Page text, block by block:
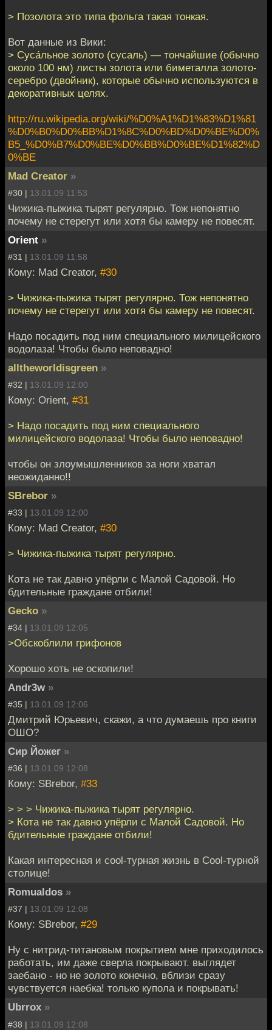
> Позолота это типа фольга такая тонкая.
Вот данные из Вики:
> Суса́льное золото (сусаль) — тончайшие (обычно
около 100 нм) листы золота или биметалла золото-
серебро (двойник), которые обычно используются в
декоративных целях.
http://ru.wikipedia.org/wiki/%D0%A1%D1%83%D1%81
%D0%B0%D0%BB%D1%8C%D0%BD%D0%BE%D0%
B5_%D0%B7%D0%BE%D0%BB%D0%BE%D1%82%D
0%BE
Mad Creator »
#30 | 13.01.09 11:53
Чижика-пыжика тырят регулярно. Тож непонятно
почему не стерегут или хотя бы камеру не повесят.
Orient »
#31 | 13.01.09 11:58
Кому: Mad Creator, #30
> Чижика-пыжика тырят регулярно. Тож непонятно
почему не стерегут или хотя бы камеру не повесят.
Надо посадить под ним специального милицейского
водолаза! Чтобы было неповадно!
alltheworldisgreen »
#32 | 13.01.09 12:00
Кому: Orient, #31
> Надо посадить под ним специального
милицейского водолаза! Чтобы было неповадно!
чтобы он злоумышленников за ноги хватал
неожиданно!!
SBrebor »
#33 | 13.01.09 12:00
Кому: Mad Creator, #30
> Чижика-пыжика тырят регулярно.
Кота не так давно упёрли с Малой Садовой. Но
бдительные граждане отбили!
Gecko »
#34 | 13.01.09 12:05
>Обскоблили грифонов
Хорошо хоть не оскопили!
Andr3w »
#35 | 13.01.09 12:06
Дмитрий Юрьевич, скажи, а что думаешь про книги
ОШО?
Сир Йожег »
#36 | 13.01.09 12:08
Кому: SBrebor, #33
> > > Чижика-пыжика тырят регулярно.
> Кота не так давно упёрли с Малой Садовой. Но
бдительные граждане отбили!
Какая интересная и cool-турная жизнь в Сool-турной
столице!
Romualdos »
#37 | 13.01.09 12:08
Кому: SBrebor, #29
Ну с нитрид-титановым покрытием мне приходилось
работать, им даже сверла покрывают. выглядет
заебано - но не золото конечно, вблизи сразу
чувствуется наебка! только купола и покрывать!
Ubrrox »
#38 | 13.01.09 12:08